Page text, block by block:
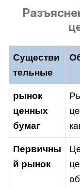
Существи
тельные
рынок
ценных
бумаг
Первичны
й рынок